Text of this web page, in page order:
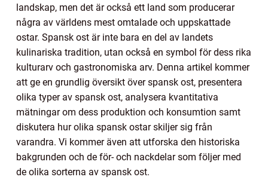
landskap, men det är också ett land som producerar
några av världens mest omtalade och uppskattade
ostar. Spansk ost är inte bara en del av landets
kulinariska tradition, utan också en symbol för dess rika
kulturarv och gastronomiska arv. Denna artikel kommer
att ge en grundlig översikt över spansk ost, presentera
olika typer av spansk ost, analysera kvantitativa
mätningar om dess produktion och konsumtion samt
diskutera hur olika spansk ostar skiljer sig från
varandra. Vi kommer även att utforska den historiska
bakgrunden och de för- och nackdelar som följer med
de olika sorterna av spansk ost.